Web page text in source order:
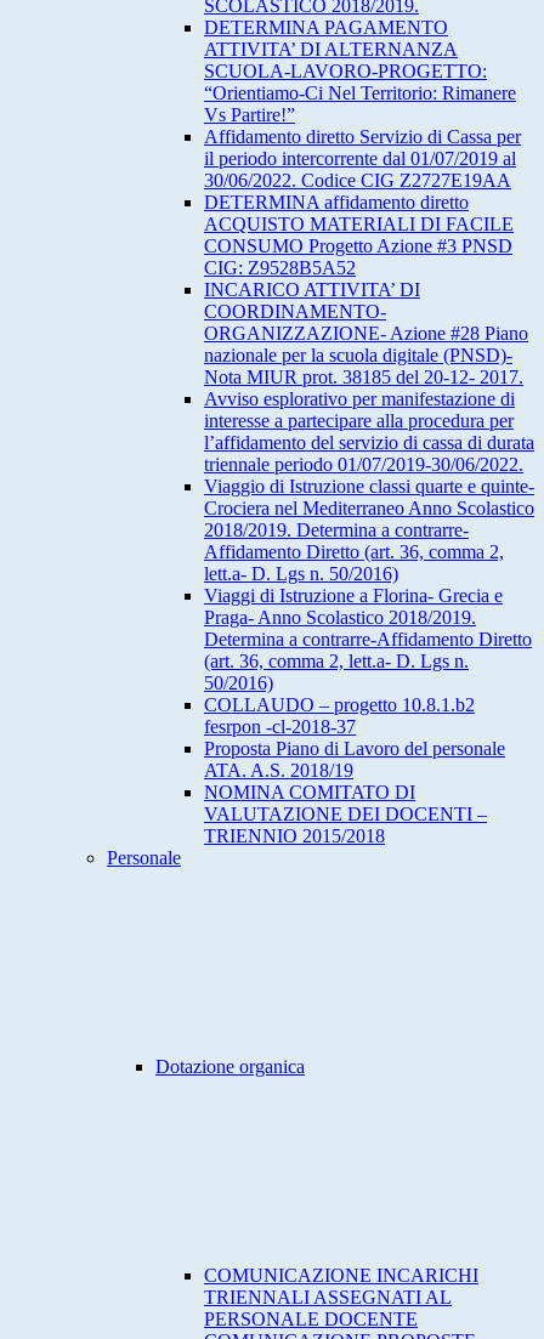
SCOLASTICO 2018/2019.
DETERMINA PAGAMENTO
ATTIVITA’ DI ALTERNANZA
SCUOLA-LAVORO-PROGETTO:
“Orientiamo-Ci Nel Territorio: Rimanere
Vs Partire!”
Affidamento diretto Servizio di Cassa per
il periodo intercorrente dal 01/07/2019 al
30/06/2022. Codice CIG Z2727E19AA
DETERMINA affidamento diretto
ACQUISTO MATERIALI DI FACILE
CONSUMO Progetto Azione #3 PNSD
CIG: Z9528B5A52
INCARICO ATTIVITA’ DI
COORDINAMENTO-
ORGANIZZAZIONE- Azione #28 Piano
nazionale per la scuola digitale (PNSD)-
Nota MIUR prot. 38185 del 20-12- 2017.
Avviso esplorativo per manifestazione di
interesse a partecipare alla procedura per
l’affidamento del servizio di cassa di durata
triennale periodo 01/07/2019-30/06/2022.
Viaggio di Istruzione classi quarte e quinte-
Crociera nel Mediterraneo Anno Scolastico
2018/2019. Determina a contrarre-
Affidamento Diretto (art. 36, comma 2,
lett.a- D. Lgs n. 50/2016)
Viaggi di Istruzione a Florina- Grecia e
Praga- Anno Scolastico 2018/2019.
Determina a contrarre-Affidamento Diretto
(art. 36, comma 2, lett.a- D. Lgs n.
50/2016)
COLLAUDO – progetto 10.8.1.b2
fesrpon -cl-2018-37
Proposta Piano di Lavoro del personale
ATA. A.S. 2018/19
NOMINA COMITATO DI
VALUTAZIONE DEI DOCENTI –
TRIENNIO 2015/2018
Personale
Dotazione organica
COMUNICAZIONE INCARICHI
TRIENNALI ASSEGNATI AL
PERSONALE DOCENTE